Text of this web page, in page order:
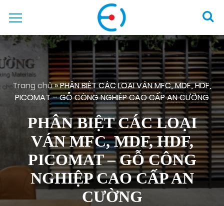
Trang chủ»PHÂN BIỆT CÁC LOẠI VÁN MFC, MDF, HDF,
PICOMAT – GỖ CÔNG NGHIỆP CAO CẤP AN CƯỜNG
PHÂN BIỆT CÁC LOẠI
VÁN MFC, MDF, HDF,
PICOMAT – GỖ CÔNG
NGHIỆP CAO CẤP AN
CƯỜNG